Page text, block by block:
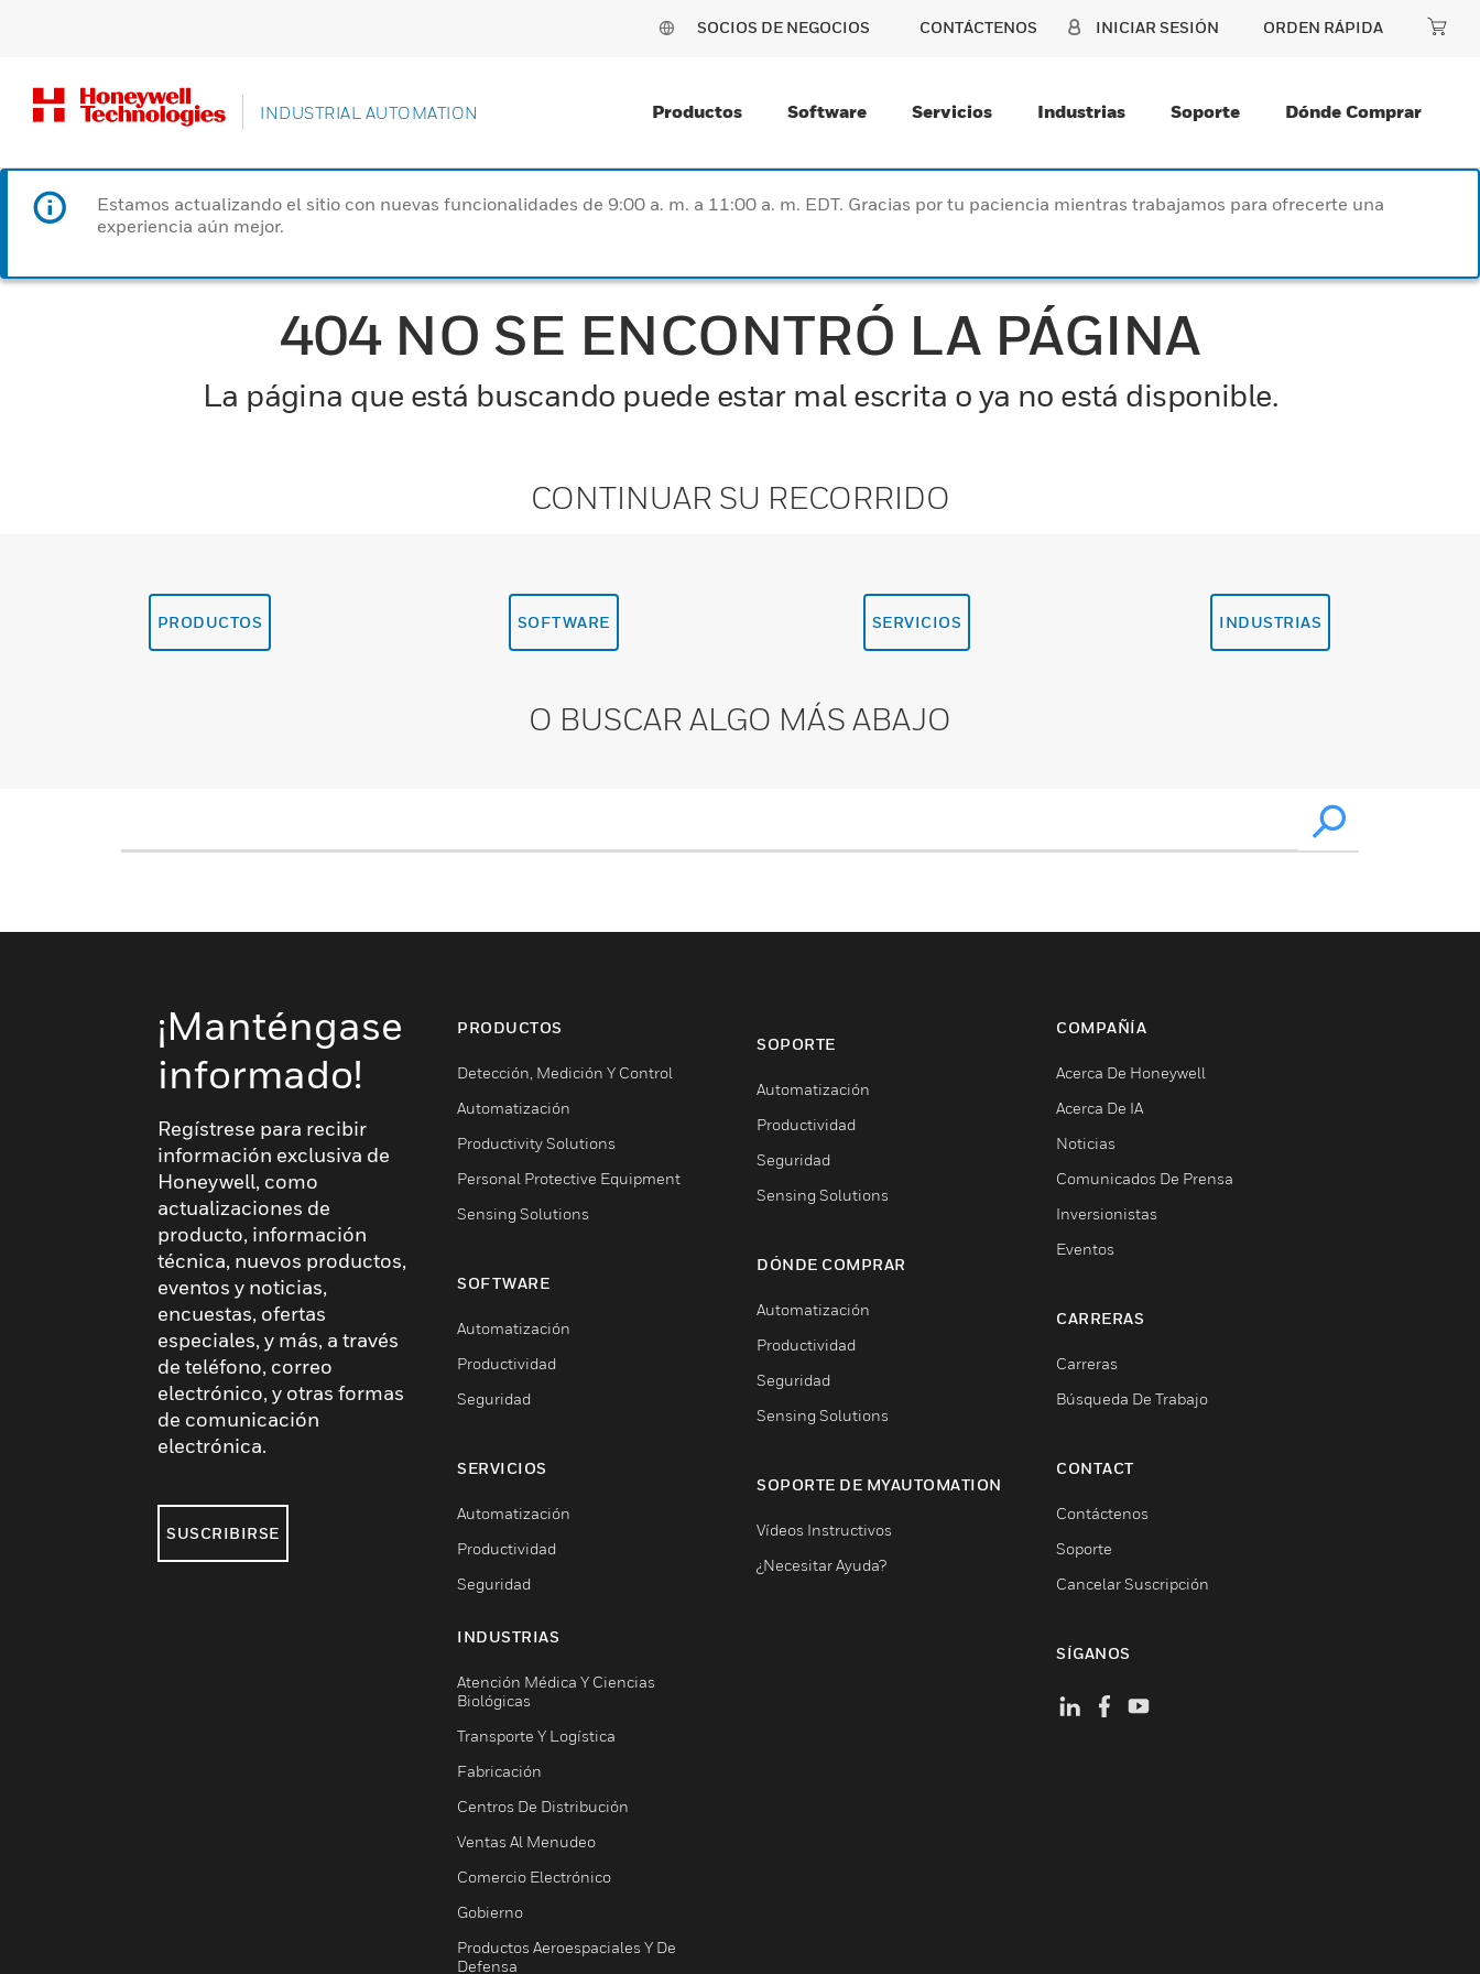
SOCIOS DE NEGOCIOS CONTÁCTENOS INICIAR SESIÓN ORDEN RÁPIDA
INDUSTRIAL AUTOMATION Productos Software Servicios Industrias Soporte Dónde Comprar
Estamos actualizando el sitio con nuevas funcionalidades de 9:00 a. m. a 11:00 a. m. EDT. Gracias por tu paciencia mientras trabajamos para ofrecerte una
experiencia aún mejor.
404 NO SE ENCONTRÓ LA PÁGINA
La página que está buscando puede estar mal escrita o ya no está disponible.
CONTINUAR SU RECORRIDO
PRODUCTOS SOFTWARE SERVICIOS INDUSTRIAS
O BUSCAR ALGO MÁS ABAJO
¡Manténgase
informado!
Regístrese para recibir
información exclusiva de
Honeywell, como
actualizaciones de
producto, información
técnica, nuevos productos,
eventos y noticias,
encuestas, ofertas
especiales, y más, a través
de teléfono, correo
electrónico, y otras formas
de comunicación
electrónica.
SUSCRIBIRSE
PRODUCTOS
Detección, Medición Y Control
Automatización
Productivity Solutions
Personal Protective Equipment
Sensing Solutions
SOFTWARE
Automatización
Productividad
Seguridad
SERVICIOS
Automatización
Productividad
Seguridad
INDUSTRIAS
Atención Médica Y Ciencias
Biológicas
Transporte Y Logística
Fabricación
Centros De Distribución
Ventas Al Menudeo
Comercio Electrónico
Gobierno
Productos Aeroespaciales Y De
Defensa
SOPORTE
Automatización
Productividad
Seguridad
Sensing Solutions
DÓNDE COMPRAR
Automatización
Productividad
Seguridad
Sensing Solutions
SOPORTE DE MYAUTOMATION
Vídeos Instructivos
¿Necesitar Ayuda?
COMPAÑÍA
Acerca De Honeywell
Acerca De IA
Noticias
Comunicados De Prensa
Inversionistas
Eventos
CARRERAS
Carreras
Búsqueda De Trabajo
CONTACT
Contáctenos
Soporte
Cancelar Suscripción
SÍGANOS